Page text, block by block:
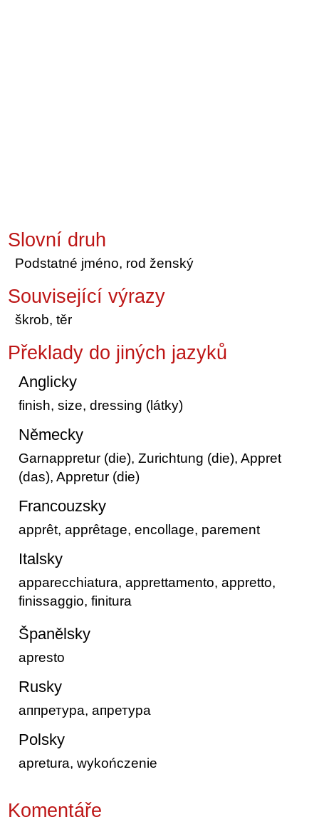
Slovní druh
Podstatné jméno, rod ženský
Související výrazy
škrob, těr
Překlady do jiných jazyků
Anglicky
finish, size, dressing (látky)
Německy
Garnappretur (die), Zurichtung (die), Appret
(das), Appretur (die)
Francouzsky
apprêt, apprêtage, encollage, parement
Italsky
apparecchiatura, apprettamento, appretto,
finissaggio, finitura
Španělsky
apresto
Rusky
аппретура, апретура
Polsky
apretura, wykończenie
Komentáře